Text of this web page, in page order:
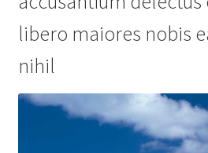
libero maiores nobis
nihil